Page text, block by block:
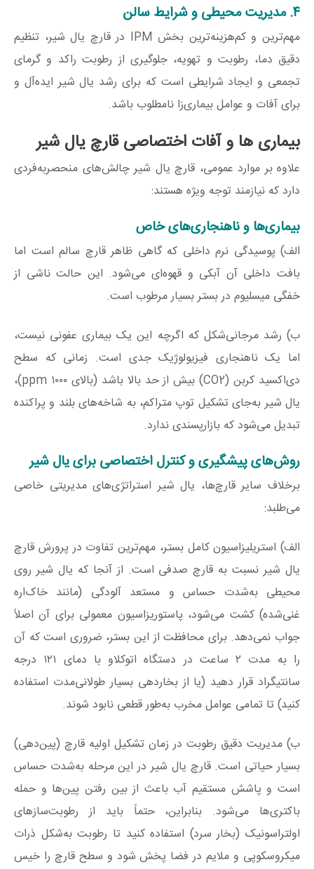
۴. مدیریت محیطی و شرایط سالن
مهم‌ترین و کم‌هزینه‌ترین بخش IPM در قارچ یال شیر، تنظیم
دقیق دما، رطوبت و تهویه، جلوگیری از رطوبت راکد و گرمای
تجمعی و ایجاد شرایطی است که برای رشد یال شیر ایده‌آل و
برای آفات و عوامل بیماری‌زا نامطلوب باشد.
بیماری‌ ها و آفات اختصاصی قارچ یال شیر
علاوه بر موارد عمومی، قارچ یال شیر چالش‌های منحصربه‌فردی
دارد که نیازمند توجه ویژه هستند:
بیماری‌ها و ناهنجاری‌های خاص
الف) پوسیدگی نرم داخلی که گاهی ظاهر قارچ سالم است اما
بافت داخلی آن آبکی و قهوه‌ای می‌شود. این حالت ناشی از
خفگی میسلیوم در بستر بسیار مرطوب است.
ب) رشد مرجانی‌شکل که اگرچه این یک بیماری عفونی نیست،
اما یک ناهنجاری فیزیولوژیک جدی است. زمانی که سطح
دی‌اکسید کربن (CO2​) بیش از حد بالا باشد (بالای ۱۰۰۰ ppm)،
یال شیر به‌جای تشکیل توپ متراکم، به شاخه‌های بلند و پراکنده
تبدیل می‌شود که بازارپسندی ندارد.
روش‌های پیشگیری و کنترل اختصاصی برای یال شیر
برخلاف سایر قارچ‌ها، یال شیر استراتژی‌های مدیریتی خاصی
می‌طلبد:
الف) استریلیزاسیون کامل بستر، مهم‌ترین تفاوت در پرورش قارچ
یال شیر نسبت به قارچ صدفی است. از آنجا که یال شیر روی
محیطی به‌شدت حساس و مستعد آلودگی (مانند خاک‌اره
غنی‌شده) کشت می‌شود، پاستوریزاسیون معمولی برای آن اصلاً
جواب نمی‌دهد. برای محافظت از این بستر، ضروری است که آن
را به مدت ۲ ساعت در دستگاه اتوکلاو با دمای ۱۲۱ درجه
سانتیگراد قرار دهید (یا از بخاردهی بسیار طولانی‌مدت استفاده
کنید) تا تمامی عوامل مخرب به‌طور قطعی نابود شوند.
ب) مدیریت دقیق رطوبت در زمان تشکیل اولیه قارچ (پین‌دهی)
بسیار حیاتی است. قارچ یال شیر در این مرحله به‌شدت حساس
است و پاشش مستقیم آب باعث از بین رفتن پین‌ها و حمله
باکتری‌ها می‌شود. بنابراین، حتماً باید از رطوبت‌سازهای
اولتراسونیک (بخار سرد) استفاده کنید تا رطوبت به‌شکل ذرات
میکروسکوپی و ملایم در فضا پخش شود و سطح قارچ را خیس